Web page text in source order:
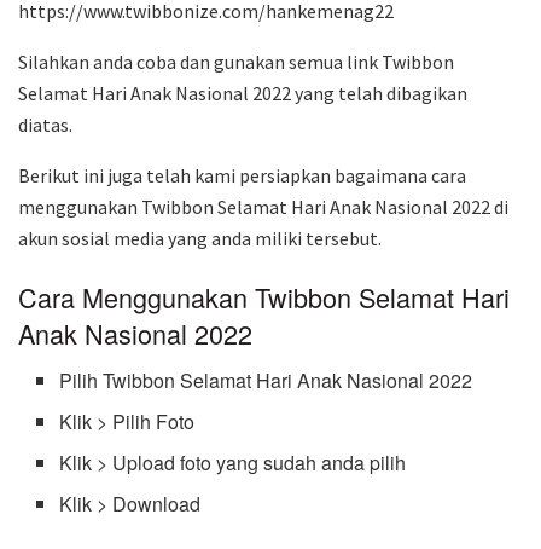
https://www.twibbonize.com/hankemenag22
Silahkan anda coba dan gunakan semua link Twibbon
Selamat Hari Anak Nasional 2022 yang telah dibagikan
diatas.
Berikut ini juga telah kami persiapkan bagaimana cara
menggunakan Twibbon Selamat Hari Anak Nasional 2022 di
akun sosial media yang anda miliki tersebut.
Cara Menggunakan Twibbon Selamat Hari
Anak Nasional 2022
Pilih Twibbon Selamat Hari Anak Nasional 2022
Klik > Pilih Foto
Klik > Upload foto yang sudah anda pilih
Klik > Download